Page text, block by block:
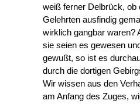
weiß ferner Delbrück,
Gelehrten ausfindig
wirklich gangbar waren?
sie seien es gewesen
gewußt, so ist es
durch die dortigen
Wir wissen aus den
am Anfang des Zuges,